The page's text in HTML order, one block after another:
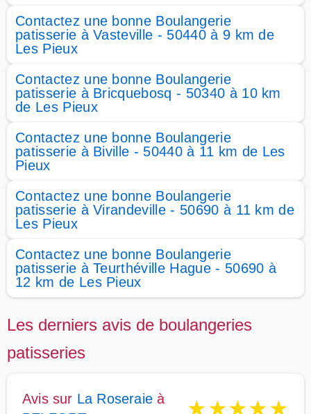
Contactez une bonne Boulangerie
patisserie à Vasteville - 50440 à 9 km de
Les Pieux
Contactez une bonne Boulangerie
patisserie à Bricquebosq - 50340 à 10 km
de Les Pieux
Contactez une bonne Boulangerie
patisserie à Biville - 50440 à 11 km de Les
Pieux
Contactez une bonne Boulangerie
patisserie à Virandeville - 50690 à 11 km de
Les Pieux
Contactez une bonne Boulangerie
patisserie à Teurthéville Hague - 50690 à
12 km de Les Pieux
Les derniers avis de boulangeries
patisseries
Avis sur La Roseraie à
★★★★★